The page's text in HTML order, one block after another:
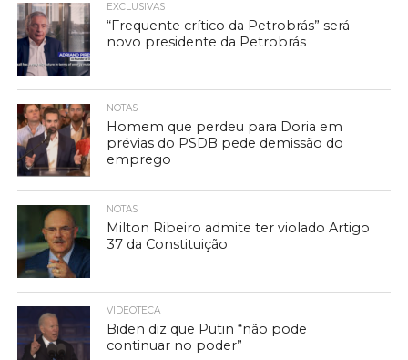
EXCLUSIVAS
“Frequente crítico da Petrobrás” será
novo presidente da Petrobrás
NOTAS
Homem que perdeu para Doria em
prévias do PSDB pede demissão do
emprego
NOTAS
Milton Ribeiro admite ter violado Artigo
37 da Constituição
VIDEOTECA
Biden diz que Putin “não pode
continuar no poder”